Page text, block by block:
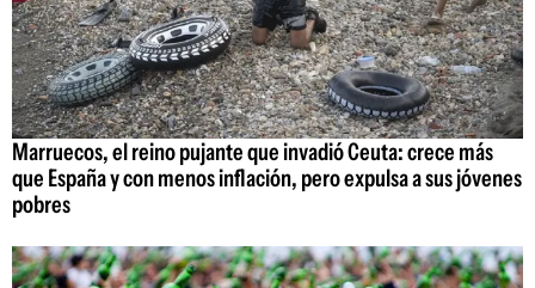
Marruecos, el reino pujante que invadió Ceuta: crece más
que España y con menos inflación, pero expulsa a sus jóvenes
pobres